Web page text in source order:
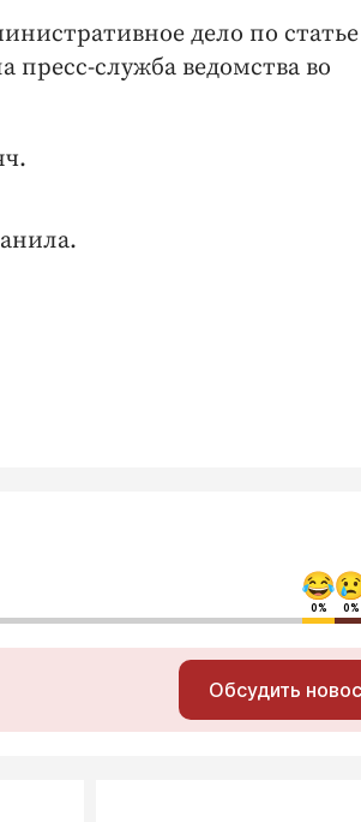
дело по статье
пресс-служба ведомства во
0% 0%
Обсудить